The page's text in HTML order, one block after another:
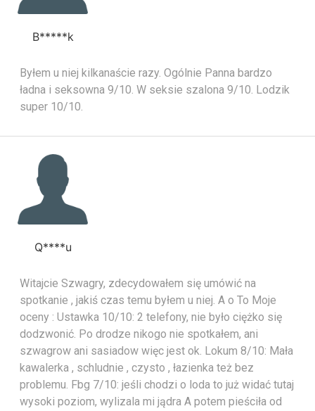
B*****k
Byłem u niej kilkanaście razy. Ogólnie Panna bardzo
ładna i seksowna 9/10. W seksie szalona 9/10. Lodzik
super 10/10.
Q****u
Witajcie Szwagry, zdecydowałem się umówić na
spotkanie , jakiś czas temu byłem u niej. A o To Moje
oceny : Ustawka 10/10: 2 telefony, nie było ciężko się
dodzwonić. Po drodze nikogo nie spotkałem, ani
szwagrow ani sasiadow więc jest ok. Lokum 8/10: Mała
kawalerka , schludnie , czysto , łazienka też bez
problemu. Fbg 7/10: jeśli chodzi o loda to już widać tutaj
wysoki poziom, wylizala mi jądra A potem pieściła od